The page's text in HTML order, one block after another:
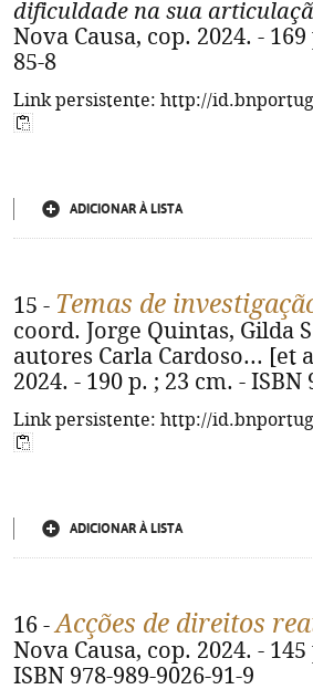
dificuldade na sua
Nova Causa, cop. 2024. -
85-8
Link persistente: http://
ADICIONAR À LISTA
15 - Temas de
coord. Jorge Quintas, Gilda
autores Carla Cardoso... [et
2024. - 190 p. ; 23 cm. - ISBN
Link persistente: http://
ADICIONAR À LISTA
16 -Acções de direitos
Nova Causa, cop. 2024. -
ISBN 978-989-9026-91-9